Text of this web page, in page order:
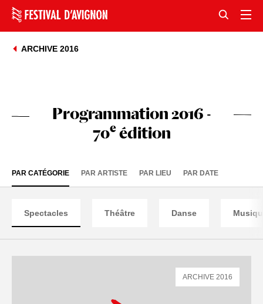
ARCHIVE 2016
Programmation 2016 -
70eédition
PAR CATÉGORIE PAR ARTISTE PAR LIEU PAR DATE
Spectacles Théâtre Danse
ARCHIVE 2016